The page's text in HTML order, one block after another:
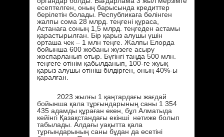
есептелген, оның барысында кредиттер
берілетін болады. Республикаға бөлінген
жалпы сома 28 млрд. теңгені құраса,
Астанаға соның 1,5 млрд. теңгеден астамы
қарастырылған. Бір қарыз алушы үшін
орташа чек – 1 млн теңге. Жалпы Елорда
бойынша 600 жобаны жүзеге асыру
жоспарланып отыр. Бүгінгі таңда 500 млн.
теңгеге өтінім қабылданып, 100-ге жуық
қарыз алушы өтініш білдірген, оның 40%-ы
қаралған.
2023 жылғы 1 қаңтардағы жағдай
бойынша қала тұрғындарының саны 1 354
435 адамды құраған екен, бұл Алматыда
кейінгі Қазақстандағы екінші нәтиже болып
табылады. Алдағы уақытта қала
тұрғындарының саны бұдан да өсетіні